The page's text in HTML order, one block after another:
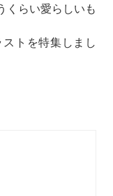
くらい愛らしいも
トを特集しまし